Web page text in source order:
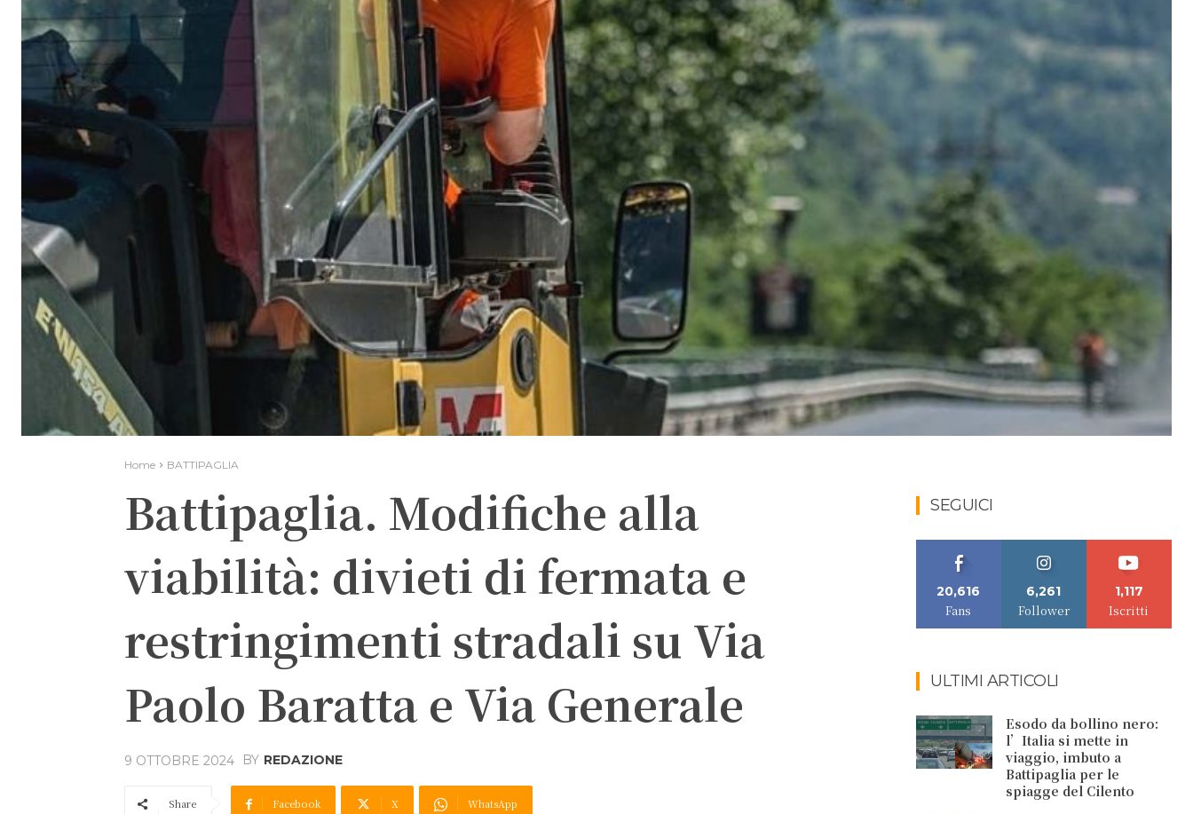
Home BATTIPAGLIA
Battipaglia. Modifiche alla
viabilità: divieti di fermata e
restringimenti stradali su Via
Paolo Baratta e Via Generale
9 OTTOBRE 2024 BY REDAZIONE
Share Facebook X WhatsApp
SEGUICI
20,616
Fans
6,261
Follower
1,117
Iscritti
ULTIMI ARTICOLI
Esodo da bollino nero:
l’Italia si mette in
viaggio, imbuto a
Battipaglia per le
spiagge del Cilento